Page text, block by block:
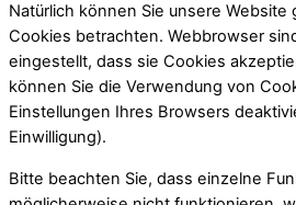
Natürlich können Sie unsere Website
Cookies betrachten. Webbrowser
eingestellt, dass sie Cookies
können Sie die Verwendung von
Einstellungen Ihres Browsers
Einwilligung).
Bitte beachten Sie, dass einzelne